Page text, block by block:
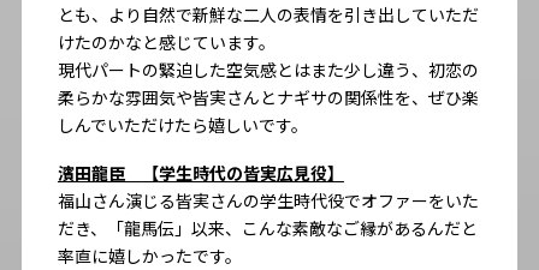
とも、より自然で新鮮な二人の表情を引き出していただ
けたのかなと感じています。
現代パートの緊迫した空気感とはまた少し違う、初恋の
柔らかな雰囲気や皆実さんとナギサの関係性を、ぜひ楽
しんでいただけたら嬉しいです。
濱田龍臣 【学生時代の皆実広見役】
福山さん演じる皆実さんの学生時代役でオファーをいた
だき、「龍馬伝」以来、こんな素敵なご縁があるんだと
率直に嬉しかったです。